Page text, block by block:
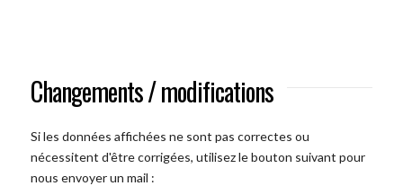
Changements / modifications
Si les données affichées ne sont pas correctes ou
nécessitent d'être corrigées, utilisez le bouton suivant pour
nous envoyer un mail :